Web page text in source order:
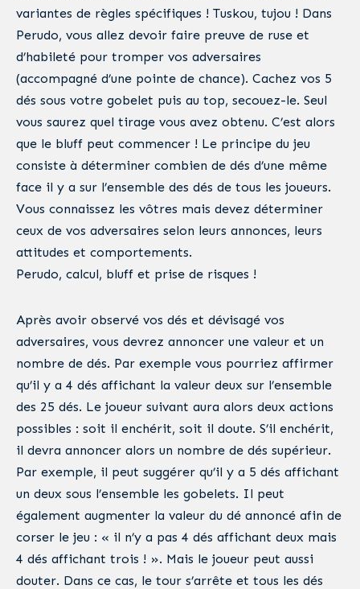
variantes de règles spécifiques ! Tuskou, tujou ! Dans
Perudo, vous allez devoir faire preuve de ruse et
d’habileté pour tromper vos adversaires
(accompagné d’une pointe de chance). Cachez vos 5
dés sous votre gobelet puis au top, secouez-le. Seul
vous saurez quel tirage vous avez obtenu. C’est alors
que le bluff peut commencer ! Le principe du jeu
consiste à déterminer combien de dés d’une même
face il y a sur l’ensemble des dés de tous les joueurs.
Vous connaissez les vôtres mais devez déterminer
ceux de vos adversaires selon leurs annonces, leurs
attitudes et comportements.
Perudo, calcul, bluff et prise de risques !
Après avoir observé vos dés et dévisagé vos
adversaires, vous devrez annoncer une valeur et un
nombre de dés. Par exemple vous pourriez affirmer
qu’il y a 4 dés affichant la valeur deux sur l’ensemble
des 25 dés. Le joueur suivant aura alors deux actions
possibles : soit il enchérit, soit il doute. S’il enchérit,
il devra annoncer alors un nombre de dés supérieur.
Par exemple, il peut suggérer qu’il y a 5 dés affichant
un deux sous l’ensemble les gobelets. Il peut
également augmenter la valeur du dé annoncé afin de
corser le jeu : « il n’y a pas 4 dés affichant deux mais
4 dés affichant trois ! ». Mais le joueur peut aussi
douter. Dans ce cas, le tour s’arrête et tous les dés